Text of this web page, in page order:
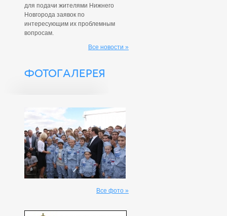
для подачи жителями Нижнего
Новгорода заявок по
интересующим их проблемным
вопросам.
Все новости »
ФОТОГАЛЕРЕЯ
Все фото »